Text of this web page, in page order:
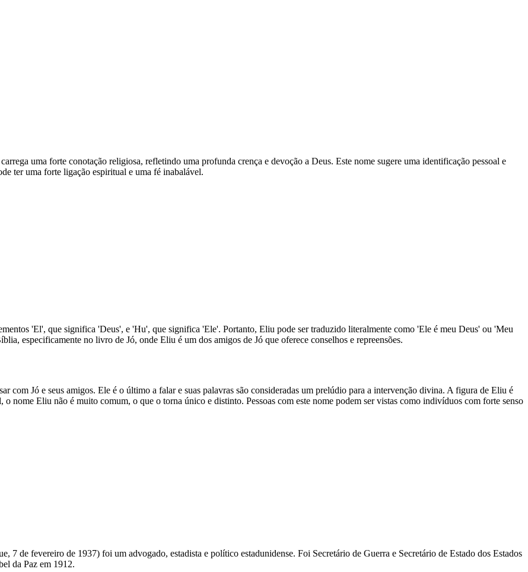
uma forte conotação religiosa, refletindo uma profunda crença e devoção a Deus. Este nome sugere uma identificação pessoal e
ter uma forte ligação espiritual e uma fé inabalável.
'El', que significa 'Deus', e 'Hu', que significa 'Ele'. Portanto, Eliu pode ser traduzido literalmente como 'Ele é meu Deus' ou 'Meu
especificamente no livro de Jó, onde Eliu é um dos amigos de Jó que oferece conselhos e repreensões.
com Jó e seus amigos. Ele é o último a falar e suas palavras são consideradas um prelúdio para a intervenção divina. A figura de Eliu é
nome Eliu não é muito comum, o que o torna único e distinto. Pessoas com este nome podem ser vistas como indivíduos com forte senso
de fevereiro de 1937) foi um advogado, estadista e político estadunidense. Foi Secretário de Guerra e Secretário de Estado dos Estados
da Paz em 1912.